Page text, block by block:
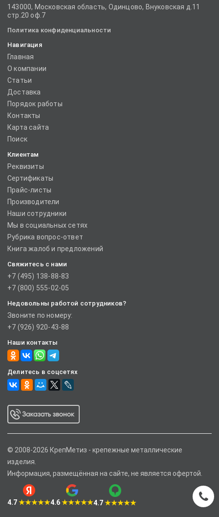
143000, Московская область, Одинцово, Внуковская д.11
стр.20 оф.7
Политика конфиденциальности
Навигация
Главная
О компании
Статьи
Доставка
Порядок работы
Контакты
Карта сайта
Поиск
Клиентам
Реквизиты
Сертификаты
Прайс-листы
Производители
Наши сотрудники
Мы в социальных сетях
Рубрика вопрос-ответ
Книга жалоб и предложений
Свяжитесь с нами
+7 (495) 138-88-83
+7 (800) 555-02-05
Недовольны работой сотрудников?
Звоните по номеру:
+7 (926) 920-43-88
Наши контакты
Делитесь в соцсетях
© 2008-2026 КрепМетиз - крепежные металлические
изделия.
Информация, размещённая на сайте, не является офертой.
4.7★★★★★4.6★★★★★4.7★★★★★